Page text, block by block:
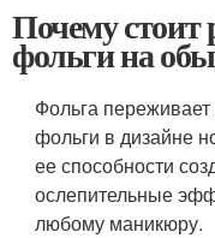
Почему стоит
фольги на
Фольга
фольги в дизайне
ее способности
ослепительные
любому маникюру.